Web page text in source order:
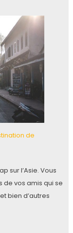
de
sur l’Asie. Vous
de vos amis qui se
bien d’autres